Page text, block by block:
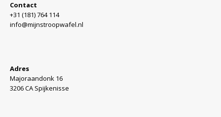
Contact
+31 (181) 764 114
info@mijnstroopwafel.nl
Adres
Majoraandonk 16
3206 CA Spijkenisse